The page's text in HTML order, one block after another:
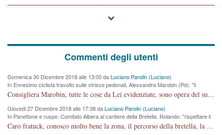
Commenti degli utenti
Domenica 30 Dicembre 2018 alle 13:00 daLuciano Parolin (Luciano)
In Ennesimo ciclista travolto sulle strisce pedonali, Alessandra Marobin (Pd): "il
Comune si svegli"
Consigliera Marobin, tutte le cose da Lei evidenziate, sono opera del suo ex Assessore e compagno di Partito Antonio Marco Dalla Pozza Assessore alla "progettazione" di piste ciclabili e altre porcherie. A lui manderei il conto da saldare per incidenti e danni alle persone. E' ora che "finiamola." Avete perso rassegnatevi. qui IL SINDACO RUCCO NON C'ENTRA PER NIENTE. CAPITO!!!!!!!! Amen.
Giovedi 27 Dicembre 2018 alle 17:38 daLuciano Parolin (Luciano)
In Panettone e ruspe, Comitato Albera al cantiere della Bretella. Rolando: "rispettare il
cronoprogramma"
Caro fratuck, conosco molto bene la zona, il percorso della bretella, la situazione dei cittadini, abito in Viale Trento. A partire dal 2003 ho partecipato al Comitato di Maddalene pro bretella, e a riunioni propositive per apportare modifiche al progetto. Numerose mie foto del territorio sono arrivate a Roma, altri miei interventi (non graditi dalla Sx) sono stati pubblicati dal GdV, assieme ad altri come Ciro Asproso, ora favorevole alla bretella. Ho partecipato alla raccolta firme per la chiusura della strada x 5 giorni eseguita dal Sindaco Hullwech per sforamento 180 Micro/g. Pertanto come impegno per la tematica sono apposto con la coscienza. Ora il Progetto è partito, fine! Voglio dire che la nuova Giunta "comunale" non c'entra più. L'opera sarà "malauguratamente" eseguita, ma non con il mio placet. Il Consigliere Comunale dovrebbe capire che la campagna elettorale è finita, con buona pace di tutti. Quello che invece dovrebbe interessare è la proprietà della strada, dall'uscita autostradale Ovest, sino alla Rotatoria dell'Albara, vi sono tre possessori: Autostrade SpA; La Provincia, il Comune. Come la mettiamo per il futuro ? I costi, da 50 sono saliti a 100 milioni di € come dire 20 milioni a KM (!) da non credere. Comunque si farà. Ma nessuno canti Vittoria, anzi meglio non farne un ulteriore fatto "partitico" per questioni elettorali o di seggio. Se mi manda la sua mail, sono disponibile ad inviare i documenti e le foto sopra descritte. Con ossequi, Luciano Parolin